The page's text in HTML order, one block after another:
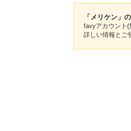
「メリケン」
favyアカウント(
詳しい情報とご